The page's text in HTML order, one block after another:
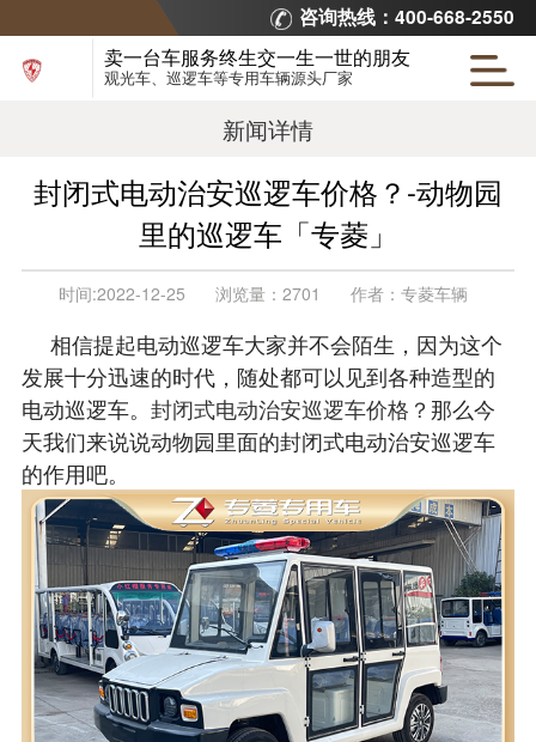
咨询热线：400-668-2550
卖一台车服务终生交一生一世的朋友
观光车、巡逻车等专用车辆源头厂家
新闻详情
封闭式电动治安巡逻车价格？-动物园
里的巡逻车「专菱」
时间:2022-12-25 浏览量： 2701 作者： 专菱车辆
相信提起电动巡逻车大家并不会陌生，因为这个
发展十分迅速的时代，随处都可以见到各种造型的
电动巡逻车。 封闭式电动治安巡逻车价格？那么今
天我们来说说动物园里面的封闭式电动治安巡逻车
的作用吧。